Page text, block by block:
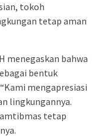
tokoh
tetap aman
menegaskan bahwa
bentuk
mengapresiasi
lingkungannya.
tetap